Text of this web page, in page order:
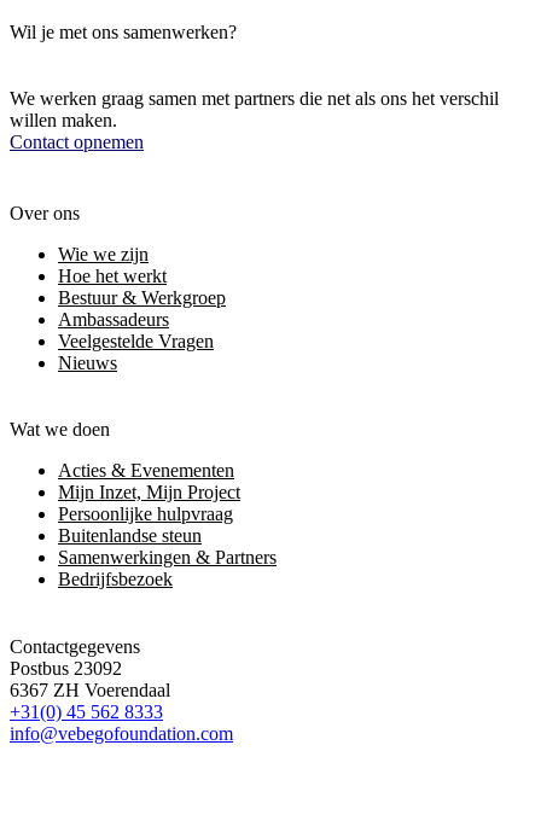
Wil je met ons samenwerken?
We werken graag samen met partners die net als ons het verschil
willen maken.
Contact opnemen
Over ons
Wie we zijn
Hoe het werkt
Bestuur & Werkgroep
Ambassadeurs
Veelgestelde Vragen
Nieuws
Wat we doen
Acties & Evenementen
Mijn Inzet, Mijn Project
Persoonlijke hulpvraag
Buitenlandse steun
Samenwerkingen & Partners
Bedrijfsbezoek
Contactgegevens
Postbus 23092
6367 ZH Voerendaal
+31(0) 45 562 8333
info@vebegofoundation.com